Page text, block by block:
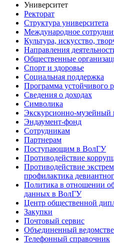
Университет
Ректорат
Структура университета
Международное
Культура, искусство,
Направления
Общественные
Спорт и здоровье
Социальная поддержка
Программа устойчивого
Сведения о доходах
Символика
Экскурсионно-музейный
Эндаумент-фонд
Сотрудникам
Партнерам
Поступающим в ВолГУ
Противодействие
Противодействие
профилактика
Политика в отношении
данных в ВолГУ
Центр общественной
Закупки
Почтовый сервис
Объединенный
Телефонный справочник